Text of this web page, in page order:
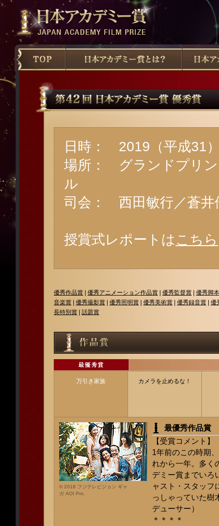
日時： 2019（平成31
場所： グランドプリ
ル
司会： 西田敏行／蒼井
授賞式レポートはこちら
優秀作品賞 優秀アニメーション作品賞 優秀監督賞
優秀脚
音楽賞
優秀撮影賞 優秀照明賞 優秀美術賞 優秀録音賞
優
長特別賞
話題賞
万引き家族 カメラを止めるな！
© 2018 フジテレビジョン ギャ
ガ AOI Pro.
最優秀作品賞
【受賞コメント】
1年前のこの時期
れから一年。多く
デミー賞までい
ャスト・スタッフ
っしゃっていた樹
デューサー）
＊＊＊＊